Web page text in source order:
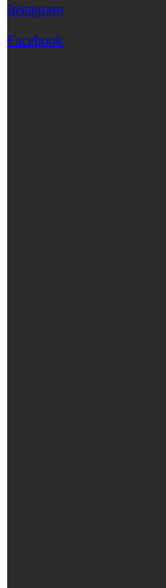
Instagram
Facebook